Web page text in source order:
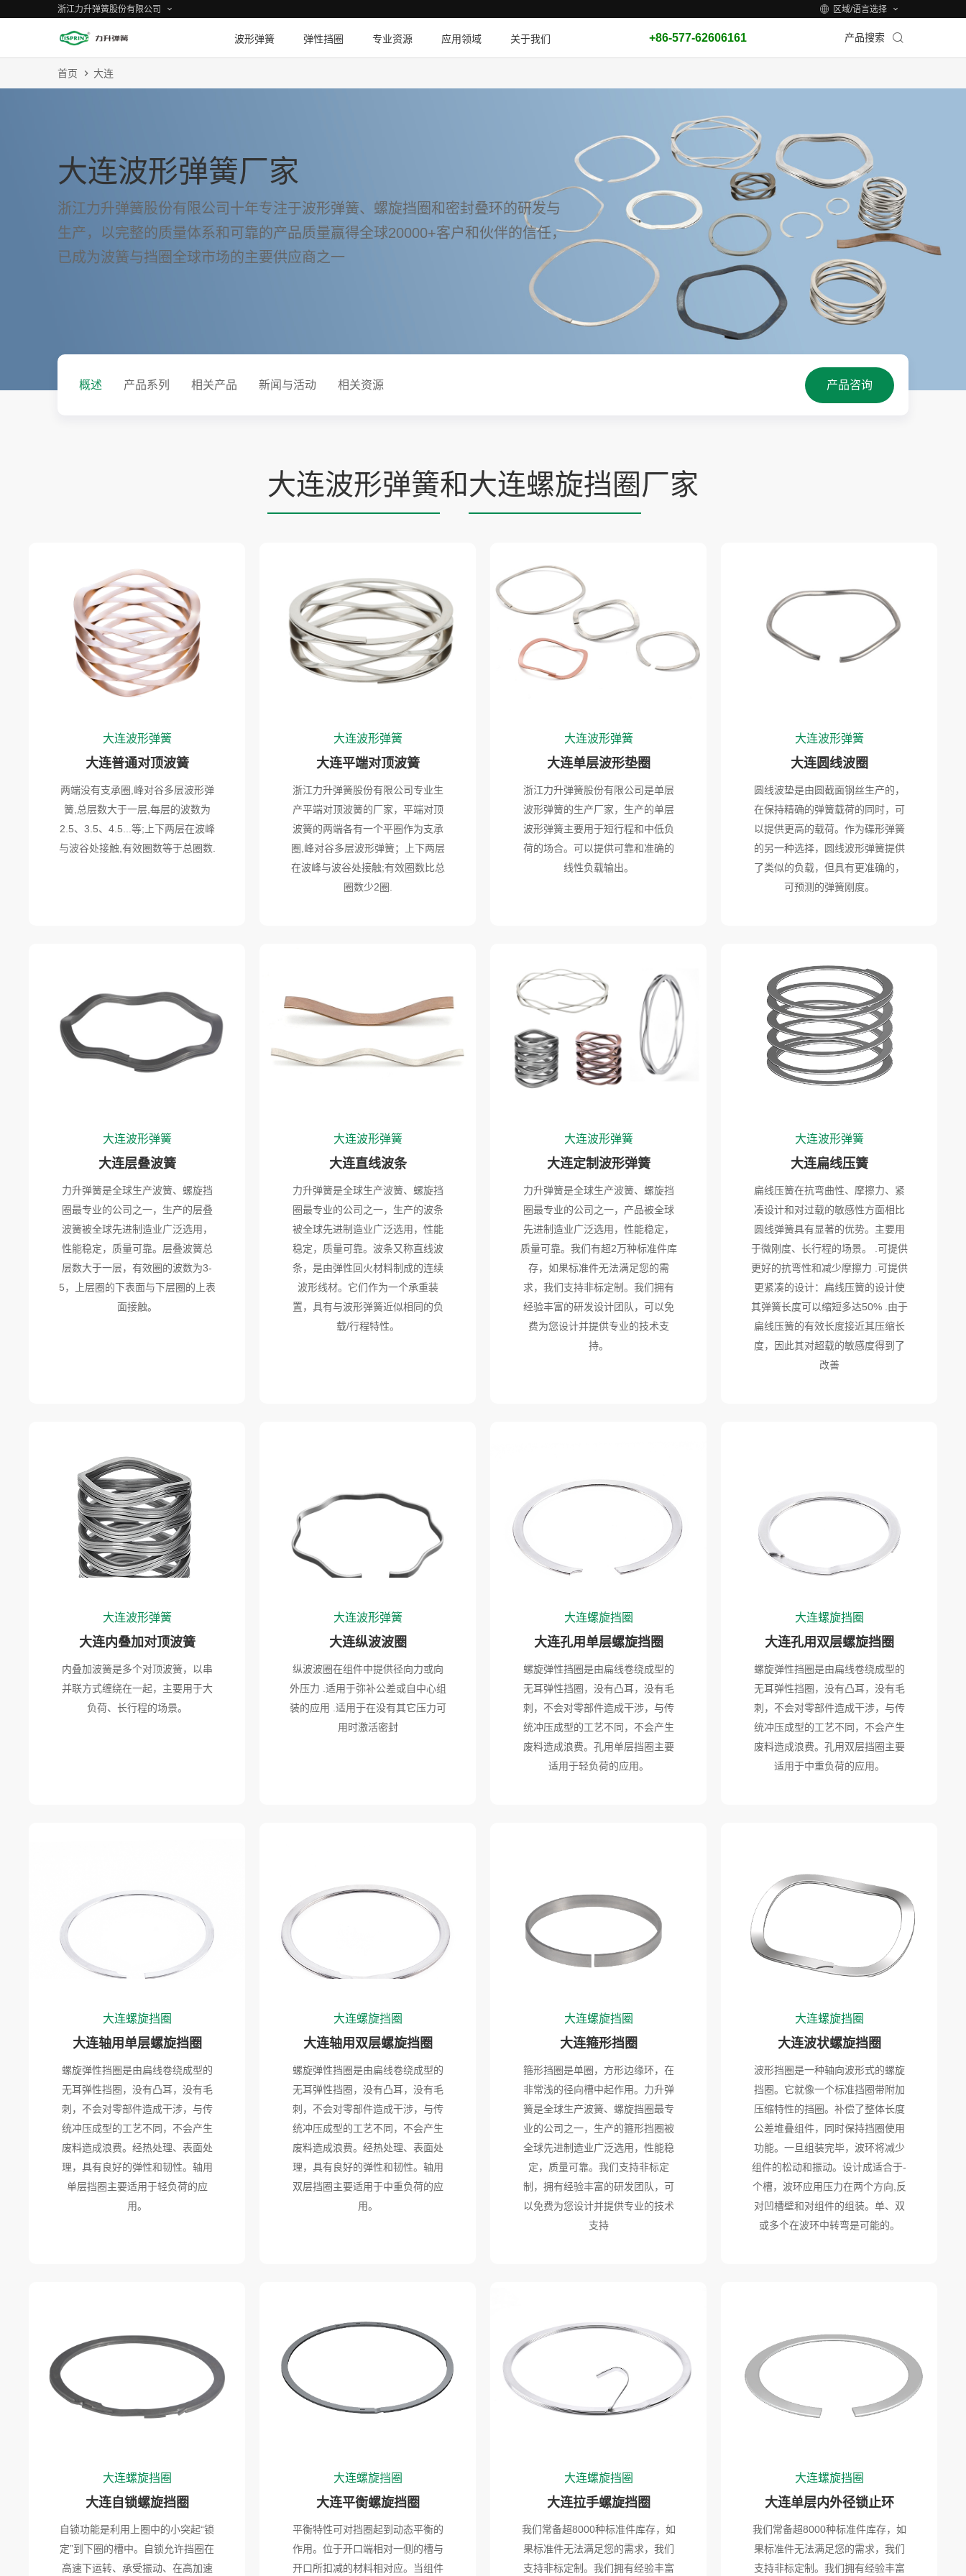
浙江力升弹簧股份有限公司 区域/语言选择
波形弹簧 弹性挡圈 专业资源 应用领域 关于我们 +86-577-62606161 产品搜索
首页 大连
大连波形弹簧厂家
浙江力升弹簧股份有限公司十年专注于波形弹簧、螺旋挡圈和密封叠环的研发与
生产，以完整的质量体系和可靠的产品质量赢得全球20000+客户和伙伴的信任，
已成为波簧与挡圈全球市场的主要供应商之一
概述 产品系列 相关产品 新闻与活动 相关资源 产品咨询
大连波形弹簧和 大连螺旋挡圈 厂家
大连波形弹簧
大连普通对顶波簧
两端没有支承圈,峰对谷多层波形弹
簧,总层数大于一层,每层的波数为
2.5、3.5、4.5...等;上下两层在波峰
与波谷处接触,有效圈数等于总圈数.
大连波形弹簧
大连平端对顶波簧
浙江力升弹簧股份有限公司专业生
产平端对顶波簧的厂家，平端对顶
波簧的两端各有一个平圈作为支承
圈,峰对谷多层波形弹簧；上下两层
在波峰与波谷处接触;有效圈数比总
圈数少2圈.
大连波形弹簧
大连单层波形垫圈
浙江力升弹簧股份有限公司是单层
波形弹簧的生产厂家，生产的单层
波形弹簧主要用于短行程和中低负
荷的场合。可以提供可靠和准确的
线性负载输出。
大连波形弹簧
大连圆线波圈
圆线波垫是由圆截面钢丝生产的，
在保持精确的弹簧载荷的同时，可
以提供更高的载荷。作为碟形弹簧
的另一种选择，圆线波形弹簧提供
了类似的负载，但具有更准确的，
可预测的弹簧刚度。
大连波形弹簧
大连层叠波簧
力升弹簧是全球生产波簧、螺旋挡
圈最专业的公司之一，生产的层叠
波簧被全球先进制造业广泛选用，
性能稳定，质量可靠。层叠波簧总
层数大于一层，有效圈的波数为3-
5，上层圈的下表面与下层圈的上表
面接触。
大连波形弹簧
大连直线波条
力升弹簧是全球生产波簧、螺旋挡
圈最专业的公司之一，生产的波条
被全球先进制造业广泛选用，性能
稳定，质量可靠。波条又称直线波
条，是由弹性回火材料制成的连续
波形线材。它们作为一个承重装
置，具有与波形弹簧近似相同的负
载/行程特性。
大连波形弹簧
大连定制波形弹簧
力升弹簧是全球生产波簧、螺旋挡
圈最专业的公司之一，产品被全球
先进制造业广泛选用，性能稳定，
质量可靠。我们有超2万种标准件库
存，如果标准件无法满足您的需
求，我们支持非标定制。我们拥有
经验丰富的研发设计团队，可以免
费为您设计并提供专业的技术支
持。
大连波形弹簧
大连扁线压簧
扁线压簧在抗弯曲性、摩擦力、紧
凑设计和对过载的敏感性方面相比
圆线弹簧具有显著的优势。主要用
于微刚度、长行程的场景。 .可提供
更好的抗弯性和减少摩擦力 .可提供
更紧凑的设计：扁线压簧的设计使
其弹簧长度可以缩短多达50% .由于
扁线压簧的有效长度接近其压缩长
度，因此其对超载的敏感度得到了
改善
大连波形弹簧
大连内叠加对顶波簧
内叠加波簧是多个对顶波簧，以串
并联方式缠绕在一起，主要用于大
负荷、长行程的场景。
大连波形弹簧
大连纵波波圈
纵波波圈在组件中提供径向力或向
外压力 .适用于弥补公差或自中心组
装的应用 .适用于在没有其它压力可
用时激活密封
大连螺旋挡圈
大连孔用单层螺旋挡圈
螺旋弹性挡圈是由扁线卷绕成型的
无耳弹性挡圈，没有凸耳，没有毛
刺，不会对零部件造成干涉，与传
统冲压成型的工艺不同，不会产生
废料造成浪费。孔用单层挡圈主要
适用于轻负荷的应用。
大连螺旋挡圈
大连孔用双层螺旋挡圈
螺旋弹性挡圈是由扁线卷绕成型的
无耳弹性挡圈，没有凸耳，没有毛
刺，不会对零部件造成干涉，与传
统冲压成型的工艺不同，不会产生
废料造成浪费。孔用双层挡圈主要
适用于中重负荷的应用。
大连螺旋挡圈
大连轴用单层螺旋挡圈
螺旋弹性挡圈是由扁线卷绕成型的
无耳弹性挡圈，没有凸耳，没有毛
刺，不会对零部件造成干涉，与传
统冲压成型的工艺不同，不会产生
废料造成浪费。经热处理、表面处
理，具有良好的弹性和韧性。轴用
单层挡圈主要适用于轻负荷的应
用。
大连螺旋挡圈
大连轴用双层螺旋挡圈
螺旋弹性挡圈是由扁线卷绕成型的
无耳弹性挡圈，没有凸耳，没有毛
刺，不会对零部件造成干涉，与传
统冲压成型的工艺不同，不会产生
废料造成浪费。经热处理、表面处
理，具有良好的弹性和韧性。轴用
双层挡圈主要适用于中重负荷的应
用。
大连螺旋挡圈
大连箍形挡圈
箍形挡圈是单圈，方形边缘环，在
非常浅的径向槽中起作用。力升弹
簧是全球生产波簧、螺旋挡圈最专
业的公司之一，生产的箍形挡圈被
全球先进制造业广泛选用，性能稳
定，质量可靠。我们支持非标定
制，拥有经验丰富的研发团队，可
以免费为您设计并提供专业的技术
支持
大连螺旋挡圈
大连波状螺旋挡圈
波形挡圈是一种轴向波形式的螺旋
挡圈。它就像一个标准挡圈带附加
压缩特性的挡圈。补偿了整体长度
公差堆叠组件，同时保持挡圈使用
功能。一旦组装完毕，波环将减少
组件的松动和振动。设计成适合于-
个槽，波环应用压力在两个方向,反
对凹槽壁和对组件的组装。单、双
或多个在波环中转弯是可能的。
大连螺旋挡圈
大连自锁螺旋挡圈
自锁功能是利用上圈中的小突起“锁
定”到下圈的槽中。自锁允许挡圈在
高速下运转、承受振动、在高加速
大连螺旋挡圈
大连平衡螺旋挡圈
平衡特性可对挡圈起到动态平衡的
作用。位于开口端相对一侧的槽与
开口所扣减的材料相对应。当组件
大连螺旋挡圈
大连拉手螺旋挡圈
我们常备超8000种标准件库存，如
果标准件无法满足您的需求，我们
支持非标定制。我们拥有经验丰富
大连螺旋挡圈
大连单层内外径锁止环
我们常备超8000种标准件库存，如
果标准件无法满足您的需求，我们
支持非标定制。我们拥有经验丰富